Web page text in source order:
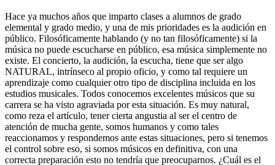
Hace ya muchos años que imparto clases a alumnos de grado
elemental y grado medio, y una de mis prioridades es la audición en
público. Filosóficamente hablando (y no tan filosóficamente) si la
música no puede escucharse en público, esa música simplemente no
existe. El concierto, la audición, la escucha, tiene que ser algo
NATURAL, intrínseco al propio oficio, y como tal requiere un
aprendizaje como cualquier otro tipo de disciplina incluida en los
estudios musicales. Todos conocemos excelentes músicos que su
carrera se ha visto agraviada por esta situación. Es muy natural,
como reza el artículo, tener cierta angustia al ser el centro de
atención de mucha gente, somos humanos y como tales
reaccionamos y respondemos ante estas situaciones, pero si tenemos
el control sobre eso, si somos músicos en definitiva, con una
correcta preparación esto no tendría que preocuparnos. ¿Cuál es el